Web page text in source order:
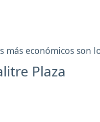
económicos son
Plaza